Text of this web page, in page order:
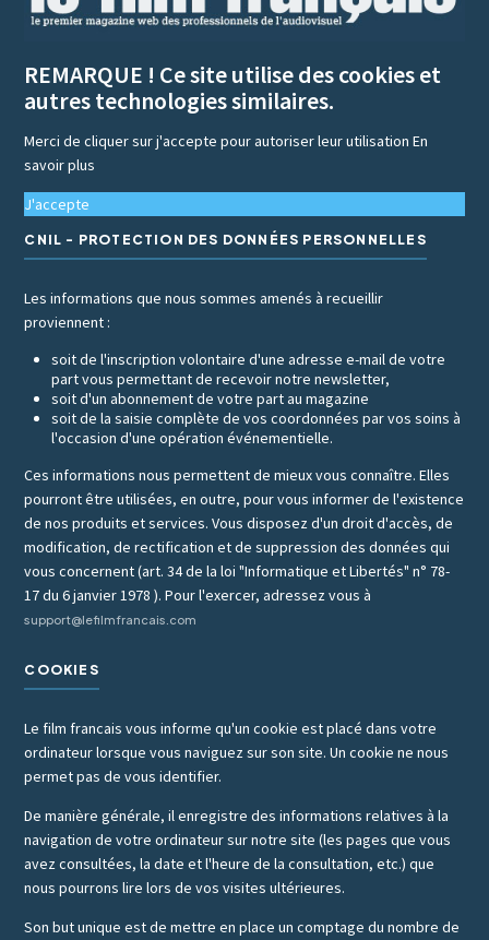
REMARQUE ! Ce site utilise des cookies et
autres technologies similaires.
Merci de cliquer sur j'accepte pour autoriser leur utilisationEn
savoir plus
J'accepte
CNIL - PROTECTION DES DONNÉES PERSONNELLES
Les informations que nous sommes amenés à recueillir
proviennent :
soit de l'inscription volontaire d'une adresse e-mail de votre
part vous permettant de recevoir notre newsletter,
soit d'un abonnement de votre part au magazine
soit de la saisie complète de vos coordonnées par vos soins à
l'occasion d'une opération événementielle.
Ces informations nous permettent de mieux vous connaître. Elles
pourront être utilisées, en outre, pour vous informer de l'existence
de nos produits et services. Vous disposez d'un droit d'accès, de
modification, de rectification et de suppression des données qui
vous concernent (art. 34 de la loi "Informatique et Libertés" n° 78-
17 du 6 janvier 1978 ). Pour l'exercer, adressez vous à
support@lefilmfrancais.com
COOKIES
Le film francais vous informe qu'un cookie est placé dans votre
ordinateur lorsque vous naviguez sur son site. Un cookie ne nous
permet pas de vous identifier.
De manière générale, il enregistre des informations relatives à la
navigation de votre ordinateur sur notre site (les pages que vous
avez consultées, la date et l'heure de la consultation, etc.) que
nous pourrons lire lors de vos visites ultérieures.
Son but unique est de mettre en place un comptage du nombre de